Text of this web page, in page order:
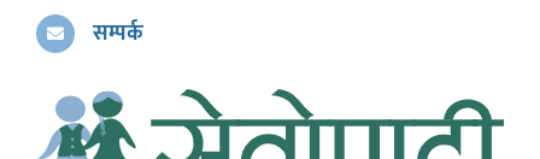
सम्पर्क